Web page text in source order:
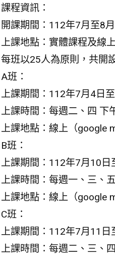
課程資訊：
開課期間：112年7月至8
上課地點：實體課程及線
每班以25人為原則，共開
A班：
上課期間：112年7月4日
上課時間：每週二、四 下
上課地點：線上（google
B班：
上課期間：112年7月10日
上課時間：每週一、三、
上課地點：線上（google
C班：
上課期間：112年7月11日
上課時間：每週二、三、